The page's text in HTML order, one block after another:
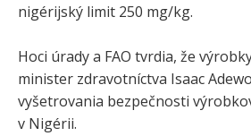
nigérijský limit 250 mg/kg.
Hoci úrady a FAO tvrdia, že
minister zdravotníctva Isaac
vyšetrovania bezpečnosti
v Nigérii.